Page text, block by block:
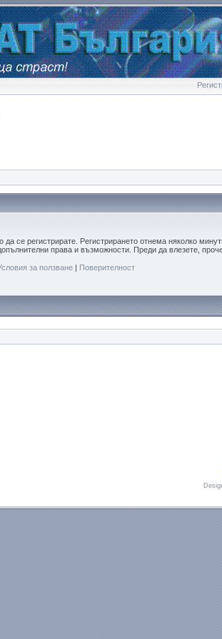
се регистрирате. Регистрирането отнема няколко
права и възможности. Преди да влезете,
за ползване| Поверителност